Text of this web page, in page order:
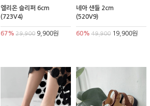
엘리온 슬리퍼 6cm
(723V4)
67% 29,9009,900원
네아 샌들 2cm
(520V9)
60% 49,90019,900원